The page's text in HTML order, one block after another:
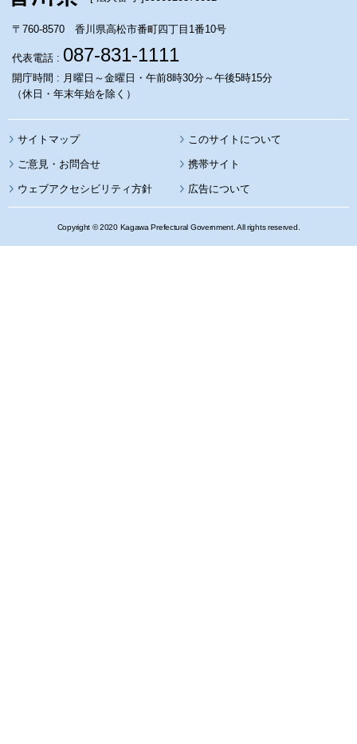
〒760-8570 香川県高松市番町四丁目1番10号
代表電話 : 087-831-1111
開庁時間 : 月曜日～金曜日・午前8時30分～午後5時15分
（休日・年末年始を除く）
サイトマップ このサイトについて
携帯サイト
ウェブアクセシビリティ方針 広告について
Copyright © 2020 Kagawa Prefectural Government. All rights reserved.